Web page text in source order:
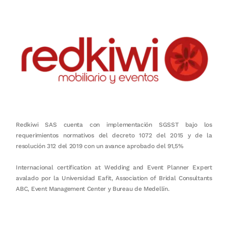
Redkiwi SAS cuenta con implementación SGSST bajo los
requerimientos normativos del decreto 1072 del 2015 y de la
resolución 312 del 2019 con un avance aprobado del 91,5%
Internacional certification at Wedding and Event Planner Expert
avalado por la Universidad Eafit, Association of Bridal Consultants
ABC, Event Management Center y Bureau de Medellín.